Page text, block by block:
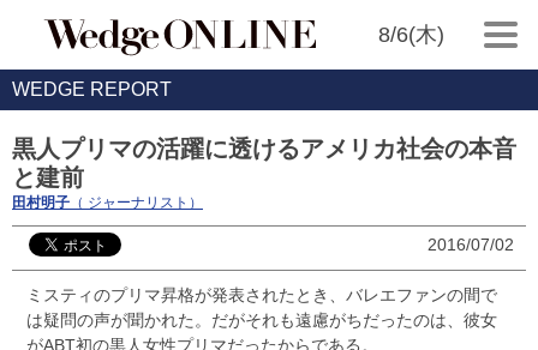
8/6(木)
WEDGE REPORT
黒人プリマの活躍に透けるアメリカ社会の本音
と建前
田村明子 （ ジャーナリスト）
2016/07/02
ミスティのプリマ昇格が発表されたとき、バレエファンの間で
は疑問の声が聞かれた。だがそれも遠慮がちだったのは、彼女
がABT初の黒人女性プリマだったからである。